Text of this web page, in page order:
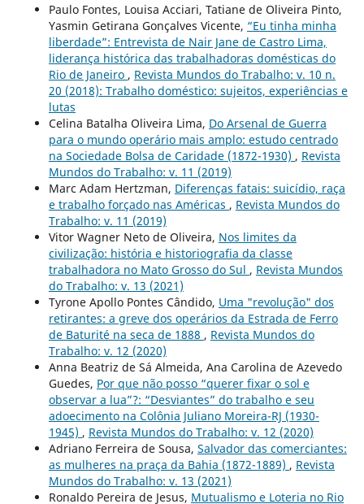
Paulo Fontes, Louisa Acciari, Tatiane de Oliveira Pinto,
Yasmin Getirana Gonçalves Vicente, “Eu tinha minha
liberdade”: Entrevista de Nair Jane de Castro Lima,
liderança histórica das trabalhadoras domésticas do
Rio de Janeiro , Revista Mundos do Trabalho: v. 10 n.
20 (2018): Trabalho doméstico: sujeitos, experiências e
lutas
Celina Batalha Oliveira Lima, Do Arsenal de Guerra
para o mundo operário mais amplo: estudo centrado
na Sociedade Bolsa de Caridade (1872-1930) , Revista
Mundos do Trabalho: v. 11 (2019)
Marc Adam Hertzman, Diferenças fatais: suicídio, raça
e trabalho forçado nas Américas , Revista Mundos do
Trabalho: v. 11 (2019)
Vitor Wagner Neto de Oliveira, Nos limites da
civilização: história e historiografia da classe
trabalhadora no Mato Grosso do Sul , Revista Mundos
do Trabalho: v. 13 (2021)
Tyrone Apollo Pontes Cândido, Uma "revolução" dos
retirantes: a greve dos operários da Estrada de Ferro
de Baturité na seca de 1888 , Revista Mundos do
Trabalho: v. 12 (2020)
Anna Beatriz de Sá Almeida, Ana Carolina de Azevedo
Guedes, Por que não posso “querer fixar o sol e
observar a lua”?: “Desviantes” do trabalho e seu
adoecimento na Colônia Juliano Moreira-RJ (1930-
1945) , Revista Mundos do Trabalho: v. 12 (2020)
Adriano Ferreira de Sousa, Salvador das comerciantes:
as mulheres na praça da Bahia (1872-1889) , Revista
Mundos do Trabalho: v. 13 (2021)
Ronaldo Pereira de Jesus, Mutualismo e Loteria no Rio